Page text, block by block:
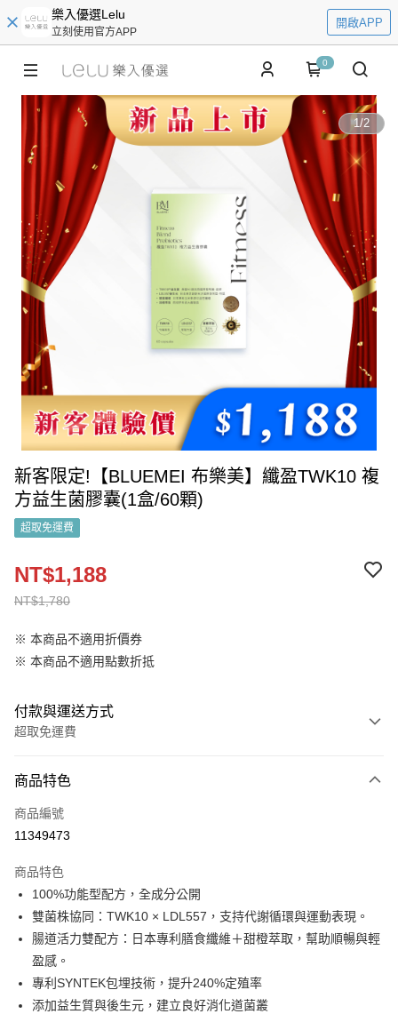
樂入優選Lelu
立刻使用官方APP
開啟APP
0
1/2
新客限定!【BLUEMEI 布樂美】纖盈TWK10 複
方益生菌膠囊(1盒/60顆)
超取免運費
NT$1,780
NT$1,188
※ 本商品不適用折價券
※ 本商品不適用點數折抵
付款與運送方式
超取免運費
信用卡一次付款
LINE Pay
街口支付
悠遊付
Google Pay
全盈+PAY
商品特色
商品編號
11349473
商品特色
100%功能型配方，全成分公開
雙菌株協同：TWK10 × LDL557，支持代謝循環與運動表現。
腸道活力雙配方：日本專利膳食纖維＋甜橙萃取，幫助順暢與輕
盈感。
專利SYNTEK包埋技術，提升240%定殖率
添加益生質與後生元，建立良好消化道菌叢